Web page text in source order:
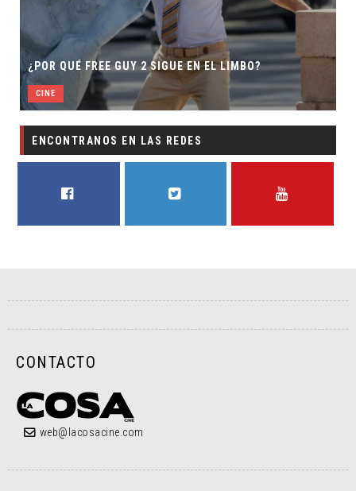
¿POR QUÉ FREE GUY 2 SIGUE EN EL LIMBO?
CINE
ENCONTRANOS EN LAS REDES
CONTACTO
web@lacosacine.com